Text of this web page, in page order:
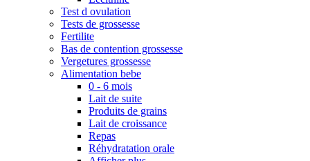
Test d ovulation
Tests de grossesse
Fertilite
Bas de contention grossesse
Vergetures grossesse
Alimentation bebe
0 - 6 mois
Lait de suite
Produits de grains
Lait de croissance
Repas
Réhydratation orale